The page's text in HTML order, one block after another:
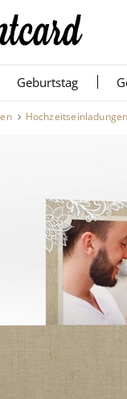
Geburtstag
Hochzeitseinladungen